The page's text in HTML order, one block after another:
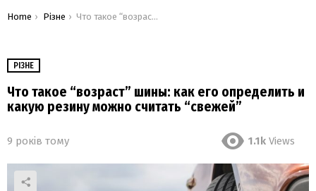
You are here:
Home Різне Что такое “возраст” шины: как его определить и какую резину можно считать “свежей”
РІЗНЕ
Что такое “возраст” шины: как его определить и
какую резину можно считать “свежей”
9 років тому 1.1k Views